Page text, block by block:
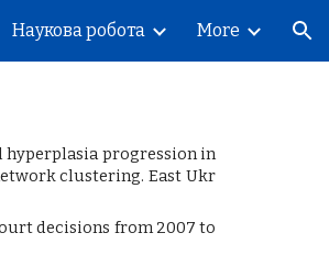
Наукова робота More
hyperplasia progression in
clustering. East Ukr
decisions from 2007 to